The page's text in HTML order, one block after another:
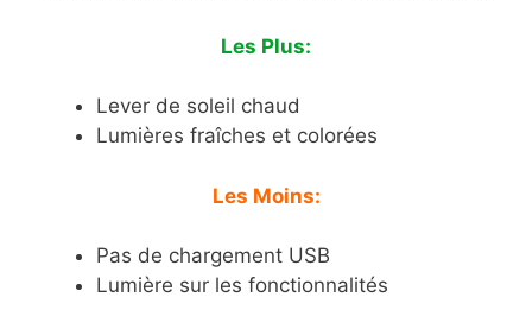
Les Plus:
Lever de soleil chaud
Lumières fraîches et colorées
Les Moins:
Pas de chargement USB
Lumière sur les fonctionnalités